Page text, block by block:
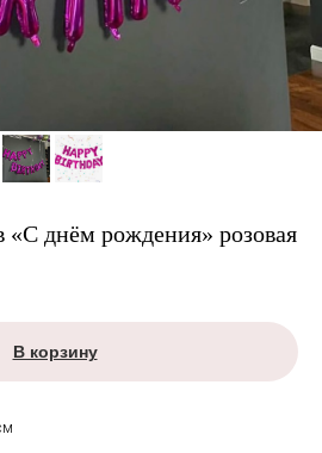
«С днём рождения» розовая
В корзину